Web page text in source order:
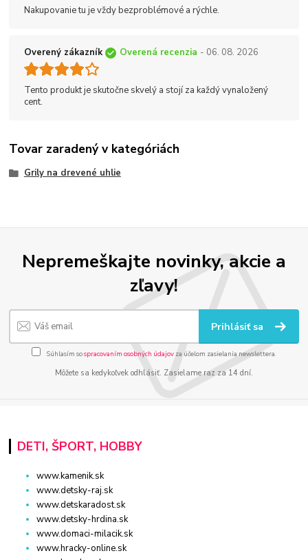
Nakupovanie tu je vždy bezproblémové a rýchle.
Overený zákazník Overená recenzia - 06. 08. 2026
Tento produkt je skutočne skvelý a stojí za každý vynaložený
cent.
Tovar zaradený v kategóriách
Grily na drevené uhlie
Nepremeškajte novinky, akcie a
zľavy!
Prihlásiť sa
Súhlasím sospracovaním osobných údajov za účelom zasielania newslettera.
Môžete sa kedykoľvek odhlásiť. Zasielame raz za 14 dní.
DETI, ŠPORT, HOBBY
www.kamenik.sk
www.detsky-raj.sk
www.detskaradost.sk
www.detsky-hrdina.sk
www.domaci-milacik.sk
www.hracky-online.sk